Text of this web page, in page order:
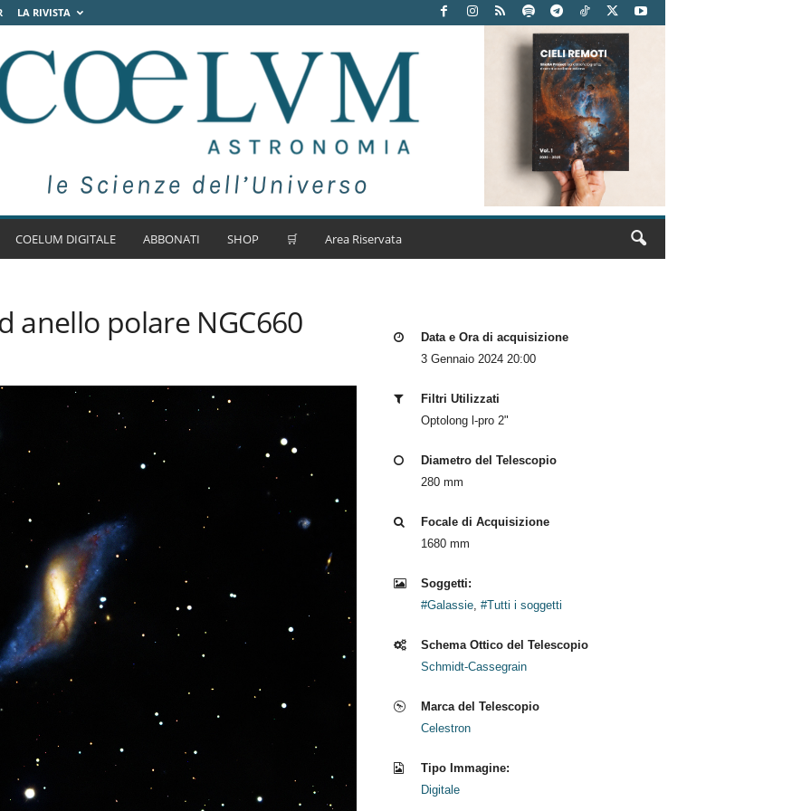
LA RIVISTA
COELUM DIGITALE ABBONATI SHOP 🛒 Area Riservata
anello polare NGC660
Data e Ora di acquisizione
3 Gennaio 2024 20:00
Filtri Utilizzati
Optolong l-pro 2"
Diametro del Telescopio
280 mm
Focale di Acquisizione
1680 mm
Soggetti:
#Galassie, #Tutti i soggetti
Schema Ottico del Telescopio
Schmidt-Cassegrain
Marca del Telescopio
Celestron
Tipo Immagine:
Digitale